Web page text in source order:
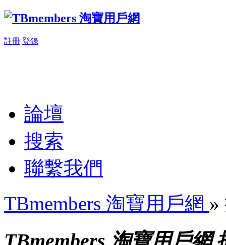
註冊 登錄
論壇
搜索
聯繫我們
TBmembers 淘寶用戶網 »